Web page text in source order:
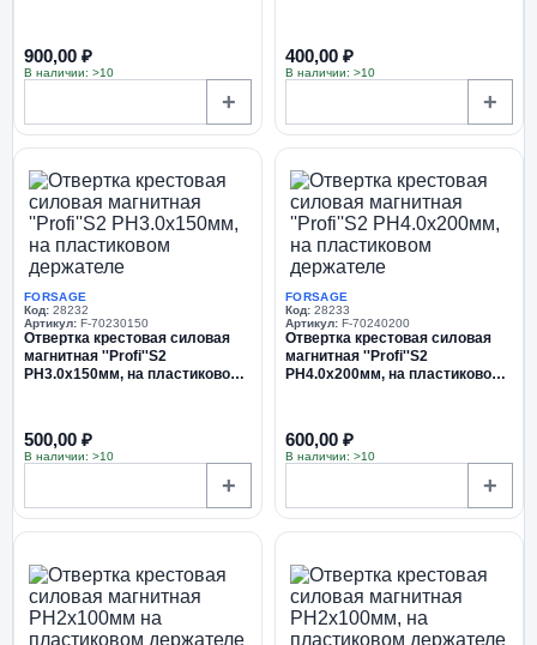
900,00 ₽
В наличии: >10
+
400,00 ₽
В наличии: >10
+
FORSAGE
Код: 28232
Артикул: F-70230150
Отвертка крестовая силовая
магнитная ''Profi''S2
PH3.0х150мм, на пластиковом
500,00 ₽
В наличии: >10
+
FORSAGE
Код: 28233
Артикул: F-70240200
Отвертка крестовая силовая
магнитная ''Profi''S2
PH4.0х200мм, на пластиковом
600,00 ₽
В наличии: >10
+